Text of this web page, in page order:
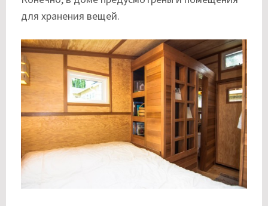
для хранения вещей.